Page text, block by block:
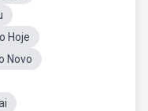
Hoje
Novo